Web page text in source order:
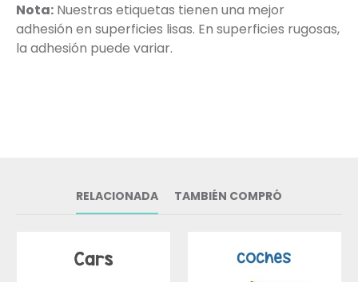
Nota: Nuestras etiquetas tienen una mejor
adhesión en superficies lisas. En superficies rugosas,
la adhesión puede variar.
RELACIONADA TAMBIÉN COMPRÓ